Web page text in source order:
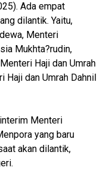
Ada empat
dilantik. Yaitu,
Menteri
Mukhta?rudin,
Haji dan Umrah
Haji dan Umrah Dahnil
Menteri
yang baru
akan dilantik,